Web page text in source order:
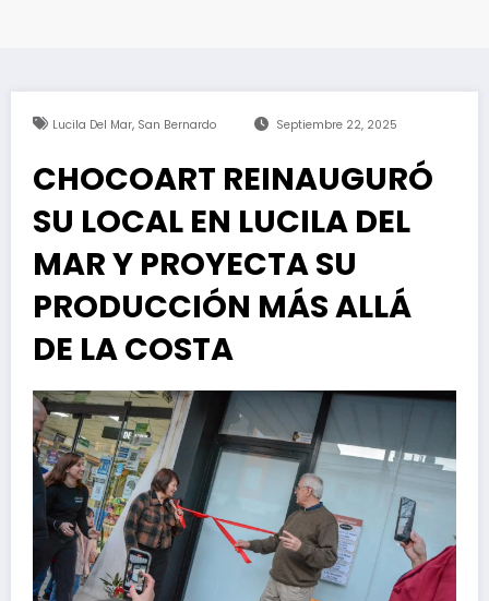
Lucila Del Mar, San Bernardo Septiembre 22, 2025
CHOCOART REINAUGURÓ
SU LOCAL EN LUCILA DEL
MAR Y PROYECTA SU
PRODUCCIÓN MÁS ALLÁ
DE LA COSTA